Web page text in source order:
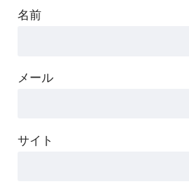
名前
メール
サイト